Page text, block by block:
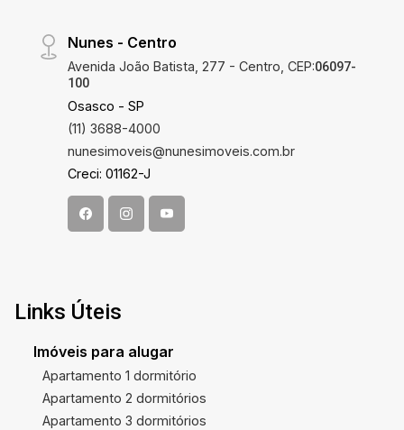
Nunes - Centro
Avenida João Batista, 277 - Centro, CEP:06097-
100
Osasco - SP
(11) 3688-4000
nunesimoveis@nunesimoveis.com.br
Creci: 01162-J
Links Úteis
Imóveis para alugar
Apartamento 1 dormitório
Apartamento 2 dormitórios
Apartamento 3 dormitórios